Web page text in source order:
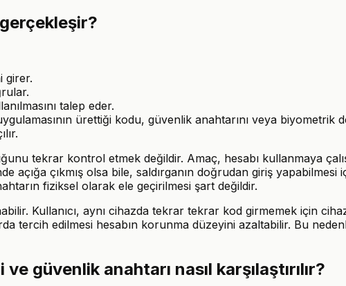
girer.
talep eder.
ürettiği kodu, güvenlik anahtarını veya biyometrik
tekrar kontrol etmek değildir. Amaç, hesabı kullanmaya
açığa çıkmış olsa bile, saldırganın doğrudan giriş
fiziksel olarak ele geçirilmesi şart değildir.
Kullanıcı, aynı cihazda tekrar tekrar kod girmemek için
tercih edilmesi hesabın korunma düzeyini azaltabilir. Bu
güvenlik anahtarı nasıl karşılaştırılır?